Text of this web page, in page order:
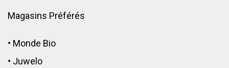
Magasins Préférés
• Monde Bio
• Juwelo